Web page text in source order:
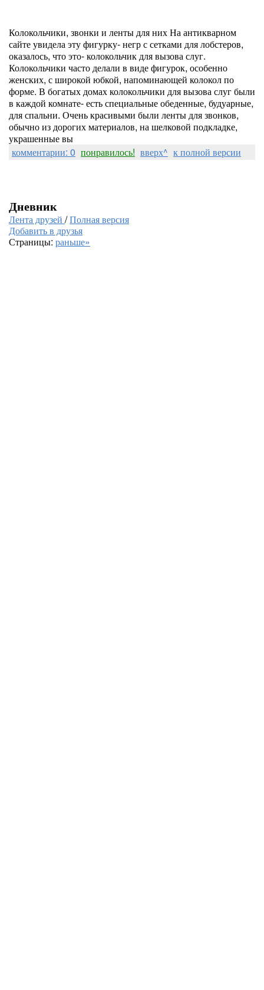
Колокольчики, звонки и ленты для них На антикварном
сайте увидела эту фигурку- негр с сетками для лобстеров,
оказалось, что это- колокольчик для вызова слуг.
Колокольчики часто делали в виде фигурок, особенно
женских, с широкой юбкой, напоминающей колокол по
форме. В богатых домах колокольчики для вызова слуг были
в каждой комнате- есть специальные обеденные, будуарные,
для спальни. Очень красивыми были ленты для звонков,
обычно из дорогих материалов, на шелковой подкладке,
украшенные вы
комментарии: 0 понравилось! вверх^ к полной версии
Дневник
Лента друзей /Полная версия
Добавить в друзья
Страницы: раньше»